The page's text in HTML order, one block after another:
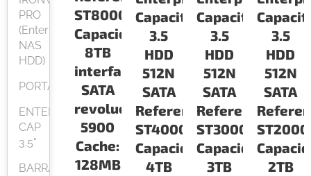
PRO
(Enterprise
NAS
HDD)
PORTATILES
ENTERPRISE
CAP
3.5"
BARRACUDA
ST8000AS0002
Capacidad:
8TB
interface
SATA
revoluciones:
5900
Cache:
128MB
Capacity
3.5
HDD
512N
SATA
Referencia:
ST4000NM0045
Capacidad:
4TB
Capacity
3.5
HDD
512N
SATA
Referencia:
ST3000NM0015
Capacidad:
3TB
3.5
HDD
512N
SATA
2TB